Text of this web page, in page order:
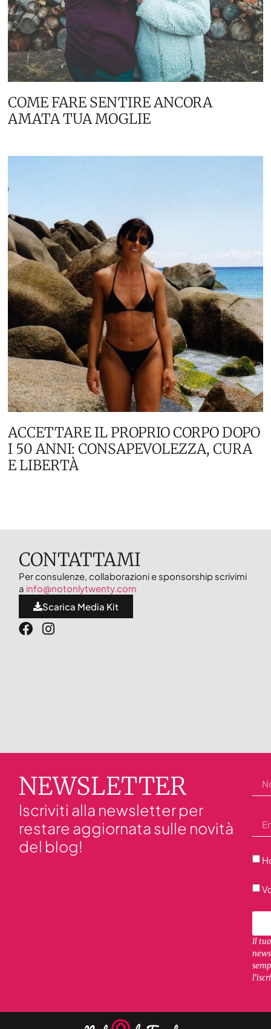
COME FARE SENTIRE ANCORA
AMATA TUA MOGLIE
ACCETTARE IL PROPRIO CORPO DOPO
I 50 ANNI: CONSAPEVOLEZZA, CURA
E LIBERTÀ
CONTATTAMI
Per consulenze, collaborazioni e sponsorship scrivimi
a info@notonlytwenty.com
Scarica Media Kit
NEWSLETTER
Iscriviti alla newsletter per
restare aggiornata sulle novità
del blog!
Il